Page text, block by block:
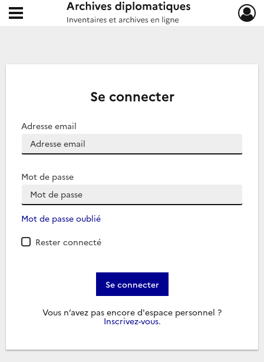
Archives diplomatiques
Ouvrir le menu déroulant
Se connecter
Adresse email
Mot de passe
Mot de passe oublié
Rester connecté
Se connecter
Vous n’avez pas encore d'espace personnel ?
Inscrivez-vous.